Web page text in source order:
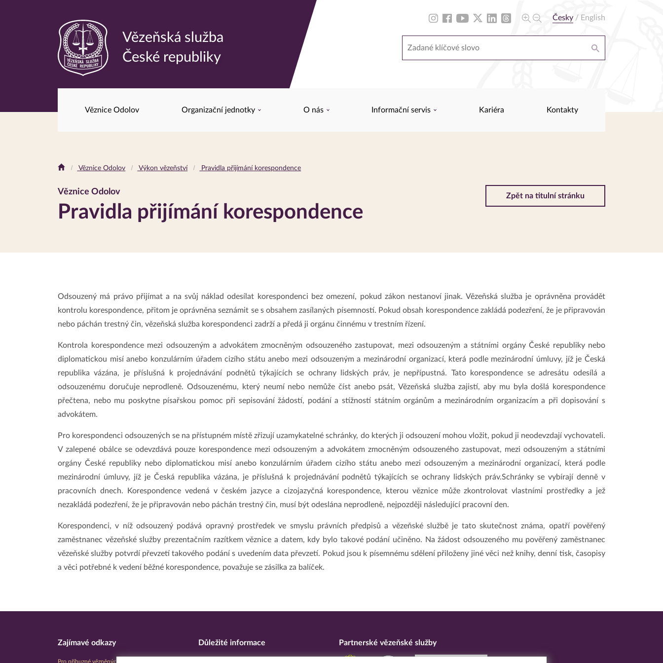
Česky / English
Odkaz
na
Vězeňská služba
České republiky
Věznice Odolov Organizační jednotky O nás Informační servis Kariéra Kontakty
Drobečková
Věznice Odolov Výkon vězeňství Pravidla přijímání korespondence
Věznice Odolov
Pravidla přijímání korespondence
Zpět na titulní stránku
Odsouzený má právo přijímat a na svůj náklad odesílat korespondenci bez omezení, pokud zákon nestanoví jinak. Vězeňská služba je oprávněna provádět
kontrolu korespondence, přitom je oprávněna seznámit se s obsahem zasílaných písemností. Pokud obsah korespondence zakládá podezření, že je připravován
nebo páchán trestný čin, vězeňská služba korespondenci zadrží a předá ji orgánu činnému v trestním řízení.
Kontrola korespondence mezi odsouzeným a advokátem zmocněným odsouzeného zastupovat, mezi odsouzeným a státními orgány České republiky nebo
diplomatickou misí anebo konzulárním úřadem cizího státu anebo mezi odsouzeným a mezinárodní organizací, která podle mezinárodní úmluvy, jíž je Česká
republika vázána, je příslušná k projednávání podnětů týkajících se ochrany lidských práv, je nepřípustná. Tato korespondence se adresátu odesílá a
odsouzenému doručuje neprodleně. Odsouzenému, který neumí nebo nemůže číst anebo psát, Vězeňská služba zajistí, aby mu byla došlá korespondence
přečtena, nebo mu poskytne písařskou pomoc při sepisování žádostí, podání a stížností státním orgánům a mezinárodním organizacím a při dopisování s
advokátem.
Pro korespondenci odsouzených se na přístupném místě zřizují uzamykatelné schránky, do kterých ji odsouzení mohou vložit, pokud ji neodevzdají vychovateli.
V zalepené obálce se odevzdává pouze korespondence mezi odsouzeným a advokátem zmocněným odsouzeného zastupovat, mezi odsouzeným a státními
orgány České republiky nebo diplomatickou misí anebo konzulárním úřadem cizího státu anebo mezi odsouzeným a mezinárodní organizací, která podle
mezinárodní úmluvy, jíž je Česká republika vázána, je příslušná k projednávání podnětů týkajících se ochrany lidských práv.Schránky se vybírají denně v
pracovních dnech. Korespondence vedená v českém jazyce a cizojazyčná korespondence, kterou věznice může zkontrolovat vlastními prostředky a jež
nezakládá podezření, že je připravován nebo páchán trestný čin, musí být odeslána neprodleně, nejpozději následující pracovní den.
Korespondenci, v níž odsouzený podává opravný prostředek ve smyslu právních předpisů a vězeňské službě je tato skutečnost známa, opatří pověřený
zaměstnanec vězeňské služby prezentačním razítkem věznice a datem, kdy bylo takové podání učiněno. Na žádost odsouzeného mu pověřený zaměstnanec
vězeňské služby potvrdí převzetí takového podání s uvedením data převzetí. Pokud jsou k písemnému sdělení přiloženy jiné věci než knihy, denní tisk, časopisy
a věci potřebné k vedení běžné korespondence, považuje se zásilka za balíček.
Zajímavé odkazy
Pro příbuzné vězněných osob
Důležité informace Partnerské vězeňské služby